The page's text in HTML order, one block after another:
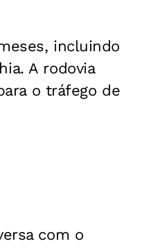
incluindo
A rodovia
o tráfego de
com o